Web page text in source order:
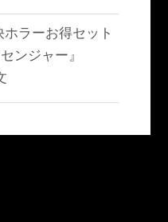
ラーお得セット
ンジャー』